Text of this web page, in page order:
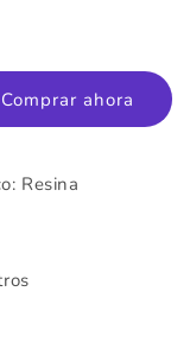
Comprar ahora
Resina